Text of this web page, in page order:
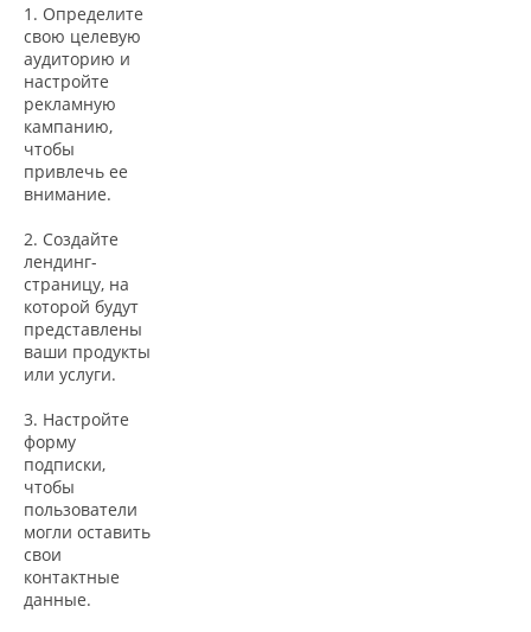
1. Определите
свою целевую
аудиторию и
настройте
рекламную
кампанию,
чтобы
привлечь ее
внимание.
2. Создайте
лендинг-
страницу, на
которой будут
представлены
ваши продукты
или услуги.
3. Настройте
форму
подписки,
чтобы
пользователи
могли оставить
свои
контактные
данные.